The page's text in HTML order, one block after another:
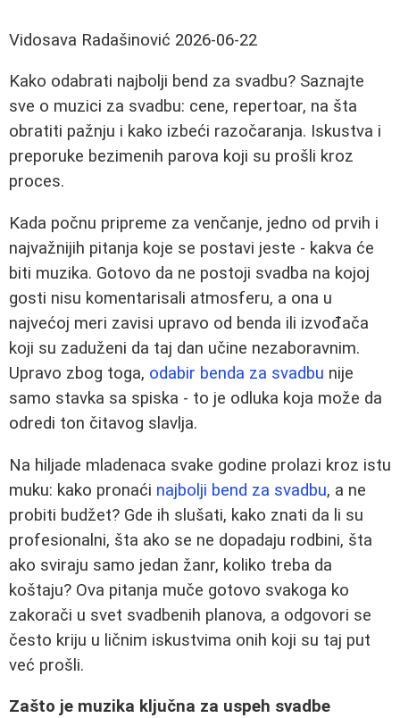
Vidosava Radašinović 2026-06-22
Kako odabrati najbolji bend za svadbu? Saznajte
sve o muzici za svadbu: cene, repertoar, na šta
obratiti pažnju i kako izbeći razočaranja. Iskustva i
preporuke bezimenih parova koji su prošli kroz
proces.
Kada počnu pripreme za venčanje, jedno od prvih i
najvažnijih pitanja koje se postavi jeste - kakva će
biti muzika. Gotovo da ne postoji svadba na kojoj
gosti nisu komentarisali atmosferu, a ona u
najvećoj meri zavisi upravo od benda ili izvođača
koji su zaduženi da taj dan učine nezaboravnim.
Upravo zbog toga, odabir benda za svadbu nije
samo stavka sa spiska - to je odluka koja može da
odredi ton čitavog slavlja.
Na hiljade mladenaca svake godine prolazi kroz istu
muku: kako pronaći najbolji bend za svadbu, a ne
probiti budžet? Gde ih slušati, kako znati da li su
profesionalni, šta ako se ne dopadaju rodbini, šta
ako sviraju samo jedan žanr, koliko treba da
koštaju? Ova pitanja muče gotovo svakoga ko
zakorači u svet svadbenih planova, a odgovori se
često kriju u ličnim iskustvima onih koji su taj put
već prošli.
Zašto je muzika ključna za uspeh svadbe